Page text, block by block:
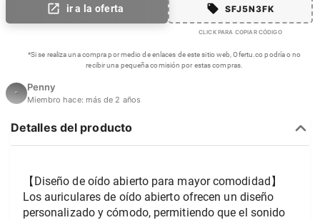
ir a la oferta SFJ5N3FK
CLICK PARA COPIAR CÓDIGO
*Si se realiza una compra por medio de enlaces de este sitio web, Ofertu.co podría o no
recibir una pequeña comisión por estas compras.
Penny
Miembro hace: más de 2 años
Detalles del producto
【Diseño de oído abierto para mayor comodidad】
Los auriculares de oído abierto ofrecen un diseño
personalizado y cómodo, permitiendo que el sonido